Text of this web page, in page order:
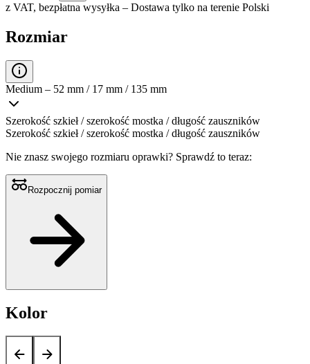
z VAT, bezpłatna wysyłka – Dostawa tylko na terenie Polski
Rozmiar
Medium – 52 mm / 17 mm / 135 mm
Szerokość szkieł / szerokość mostka / długość zauszników
Szerokość szkieł / szerokość mostka / długość zauszników
Nie znasz swojego rozmiaru oprawki? Sprawdź to teraz:
Rozpocznij pomiar
Kolor